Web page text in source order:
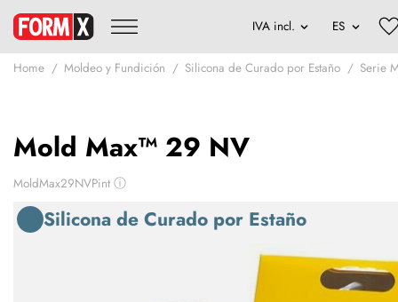
Home Moldeo y Fundición Silicona de Curado por Estaño Serie
Mold Max™ 29 NV
MoldMax29NVPint ⓘ
Silicona de Curado por Estaño